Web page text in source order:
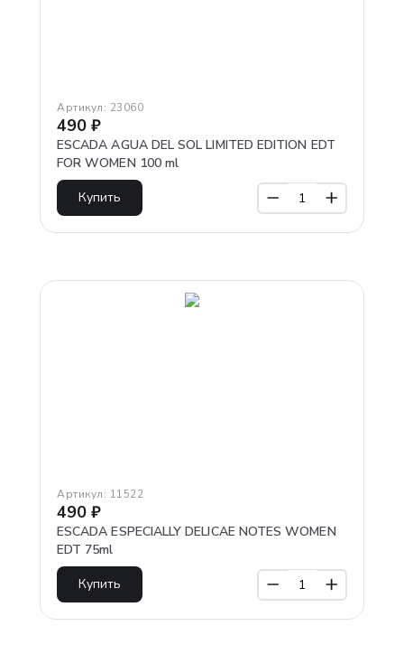
Артикул: 23060
490 ₽
ESCADA AGUA DEL SOL LIMITED EDITION EDT
FOR WOMEN 100 ml
Купить
Артикул: 11522
490 ₽
ESCADA ESPECIALLY DELICAE NOTES WOMEN
EDT 75ml
Купить